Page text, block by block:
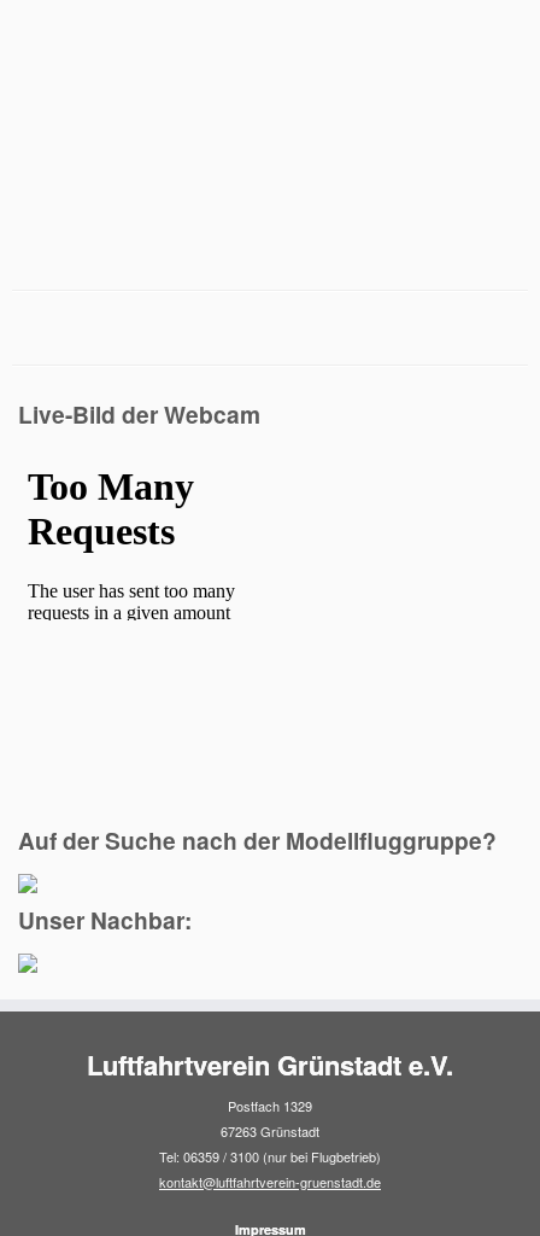
Live-Bild der Webcam
Auf der Suche nach der Modellfluggruppe?
Unser Nachbar:
Luftfahrtverein Grünstadt e.V.
Postfach 1329
67263 Grünstadt
Tel: 06359 / 3100 (nur bei Flugbetrieb)
kontakt@luftfahrtverein-gruenstadt.de
Impressum